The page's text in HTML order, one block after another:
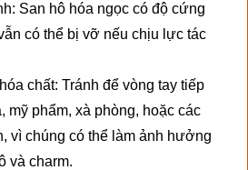
San hô hóa ngọc có độ cứng
có thể bị vỡ nếu chịu lực tác
chất: Tránh để vòng tay tiếp
mỹ phẩm, xà phòng, hoặc các
vì chúng có thể làm ảnh hưởng
và charm.